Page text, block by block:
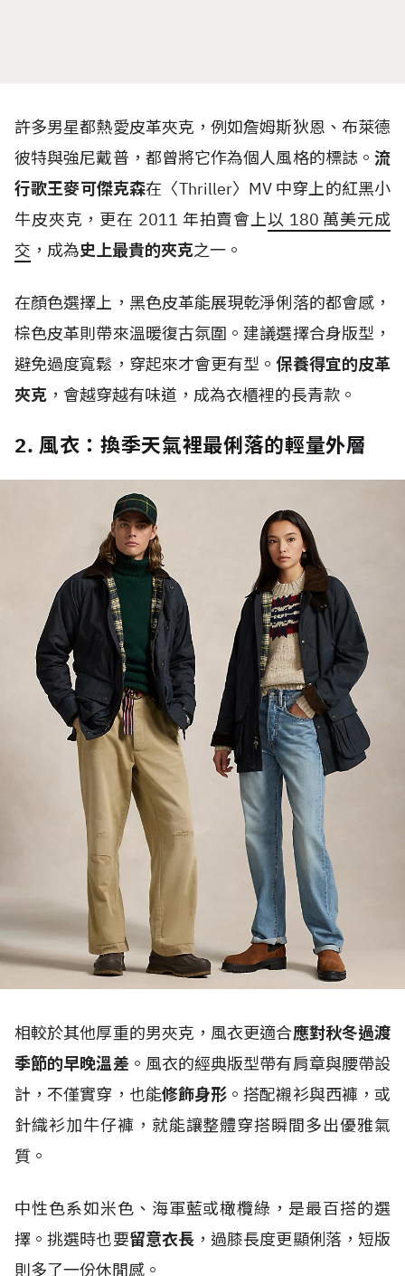
許多男星都熱愛皮革夾克，例如詹姆斯狄恩、布萊德
彼特與強尼戴普，都曾將它作為個人風格的標誌。 流
行歌王麥可傑克森在〈Thriller〉 MV 中穿上的紅黑小
牛皮夾克，更在 2011 年拍賣會上以 180 萬美元成
交 ，成為史上最貴的夾克之一。
在顏色選擇上，黑色皮革能展現乾淨俐落的都會感，
棕色皮革則帶來溫暖復古氛圍。建議選擇合身版型，
避免過度寬鬆，穿起來才會更有型。保養得宜的皮革
夾克 ，會越穿越有味道，成為衣櫃裡的長青款。
2. 風衣：換季天氣裡最俐落的輕量外層
相較於其他厚重的男夾克，風衣更適合應對秋冬過渡
季節的早晚溫差 。風衣的經典版型帶有肩章與腰帶設
計，不僅實穿，也能修飾身形 。搭配襯衫與西褲，或
針織衫加牛仔褲，就能讓整體穿搭瞬間多出優雅氣
質。
中性色系如米色、海軍藍或橄欖綠，是最百搭的選
擇。挑選時也要留意衣長 ，過膝長度更顯俐落，短版
則多了一份休閒感。